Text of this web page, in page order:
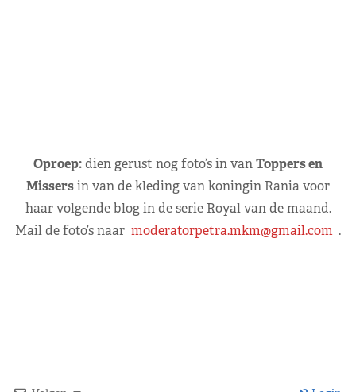
Oproep:dien gerust nog foto’s in vanToppers en
Missersin van de kleding van koningin Rania voor
haar volgende blog in de serie Royal van de maand.
Mail de foto’s naar moderatorpetra.mkm@gmail.com .